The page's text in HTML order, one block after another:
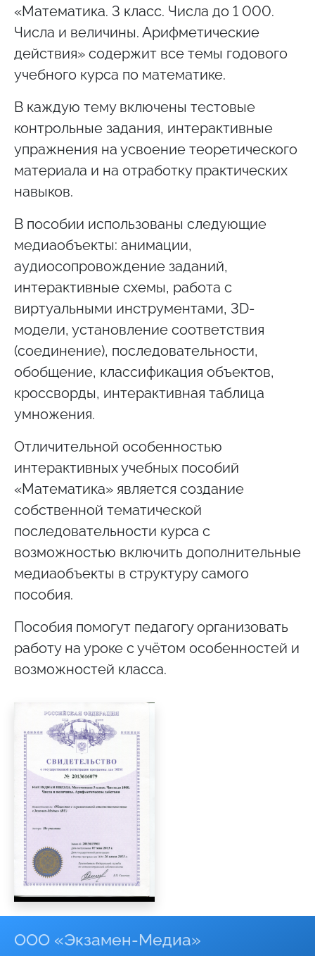
«Математика. 3 класс. Числа до 1 000.
Числа и величины. Арифметические
действия» содержит все темы годового
учебного курса по математике.
В каждую тему включены тестовые
контрольные задания, интерактивные
упражнения на усвоение теоретического
материала и на отработку практических
навыков.
В пособии использованы следующие
медиаобъекты: анимации,
аудиосопровождение заданий,
интерактивные схемы, работа с
виртуальными инструментами, 3D-
модели, установление соответствия
(соединение), последовательности,
обобщение, классификация объектов,
кроссворды, интерактивная таблица
умножения.
Отличительной особенностью
интерактивных учебных пособий
«Математика» является создание
собственной тематической
последовательности курса с
возможностью включить дополнительные
медиаобъекты в структуру самого
пособия.
Пособия помогут педагогу организовать
работу на уроке с учётом особенностей и
возможностей класса.
ООО «Экзамен-Медиа»